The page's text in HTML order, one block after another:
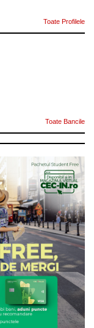
Toate Profilele
Toate Bancile